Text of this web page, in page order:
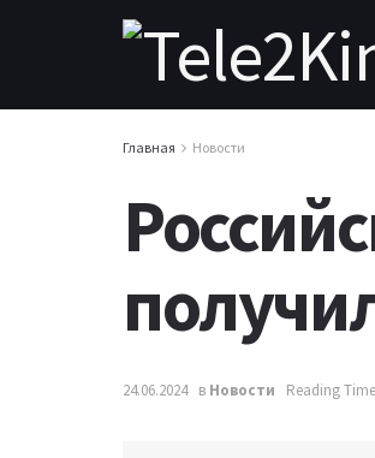
Главная Новости
24.06.2024 в Новости Reading